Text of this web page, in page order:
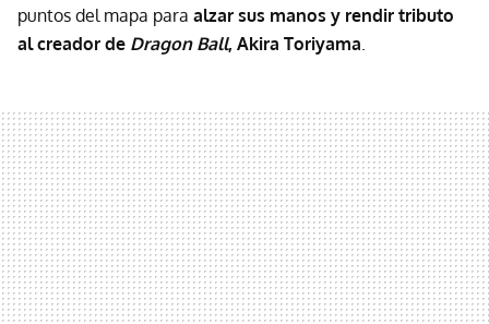
puntos del mapa para alzar sus manos y rendir tributo
al creador de Dragon Ball, Akira Toriyama.